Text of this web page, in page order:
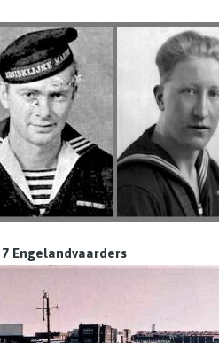
Engelandvaarders